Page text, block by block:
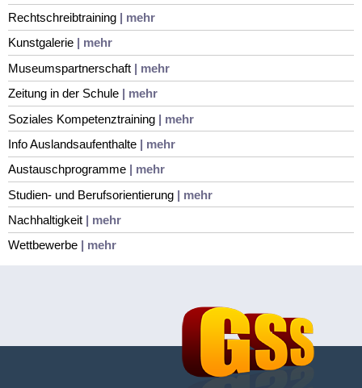
Rechtschreibtraining | mehr
Kunstgalerie | mehr
Museumspartnerschaft | mehr
Zeitung in der Schule | mehr
Soziales Kompetenztraining | mehr
Info Auslandsaufenthalte | mehr
Austauschprogramme | mehr
Studien- und Berufsorientierung | mehr
Nachhaltigkeit | mehr
Wettbewerbe | mehr